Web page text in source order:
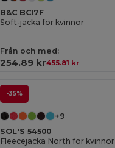
B&C BCI7F
Soft-jacka för kvinnor
Från och med:
254.89 kr455.81 kr
-35%
+9
SOL'S 54500
Fleecejacka North för kvinnor